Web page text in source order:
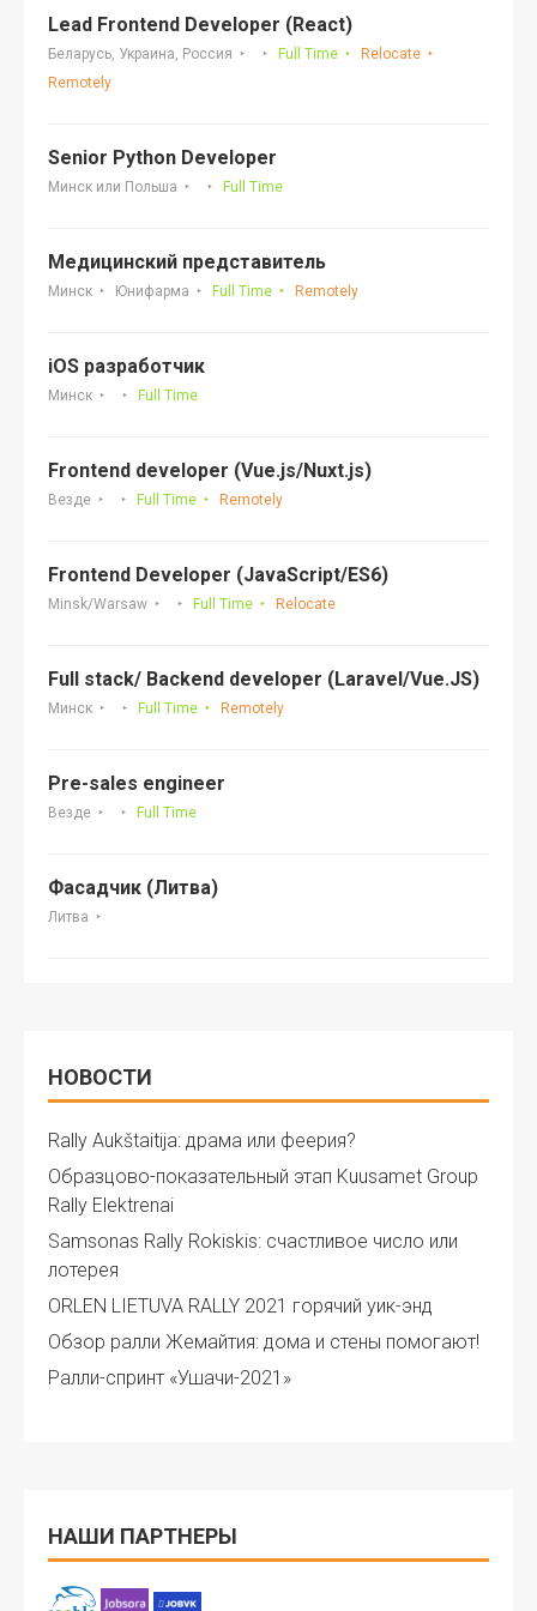
Lead Frontend Developer (React)
Беларусь, Украина, Россия Full Time
Relocate
Remotely
Senior Python Developer
Минск или Польша Full Time
Медицинский представитель
Минск Юнифарма Full Time Remotely
iOS разработчик
Минск Full Time
Frontend developer (Vue.js/Nuxt.js)
Везде Full Time Remotely
Frontend Developer (JavaScript/ES6)
Minsk/Warsaw Full Time Relocate
Full stack/ Backend developer (Laravel/Vue.JS)
Минск Full Time Remotely
Pre-sales engineer
Везде Full Time
Фасадчик (Литва)
Литва
НОВОСТИ
Rally Aukštaitija: драма или феерия?
Образцово-показательный этап Kuusamet Group
Rally Elektrenai
Samsonas Rally Rokiskis: счастливое число или
лотерея
ORLEN LIETUVA RALLY 2021 горячий уик-энд
Обзор ралли Жемайтия: дома и стены помогают!
Ралли-спринт «Ушачи-2021»
НАШИ ПАРТНЕРЫ